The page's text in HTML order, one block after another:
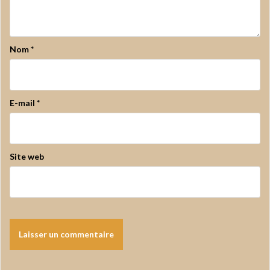
Nom*
E-mail *
Site web